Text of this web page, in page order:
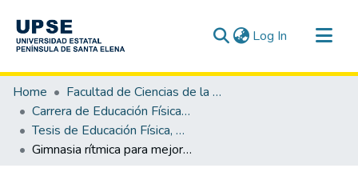
Log In (current)
Communities & Collections
All of DSpace
Statistics
Home
Facultad de Ciencias de la Educación e Idiomas
Carrera de Educación Física, Deporte y Recreación
Tesis de Educación Física, Deporte y Recreación
Gimnasia rítmica para mejorar el estilo de vida del adulto mayor en el centro de atención hogar sagrada familia, cantón Santa Elena, provincia de Santa Elena Año, 2015.